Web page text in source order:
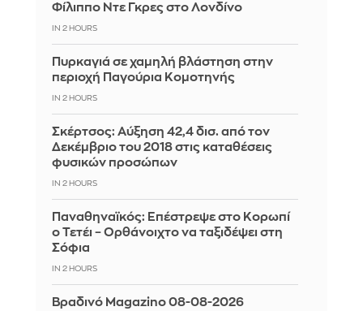
Φίλιππο Ντε Γκρες στο Λονδίνο
IN 2 HOURS
Πυρκαγιά σε χαμηλή βλάστηση στην
περιοχή Παγούρια Κομοτηνής
IN 2 HOURS
Σκέρτσος: Αύξηση 42,4 δισ. από τον
Δεκέμβριο του 2018 στις καταθέσεις
φυσικών προσώπων
IN 2 HOURS
Παναθηναϊκός: Επέστρεψε στο Κορωπί
ο Τετέι – Ορθάνοιχτο να ταξιδέψει στη
Σόφια
IN 2 HOURS
Βραδινό Magazino 08-08-2026